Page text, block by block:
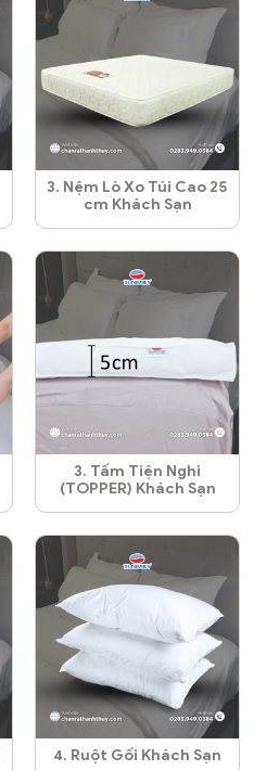
3. Nệm Lò Xo Túi Cao 25
cm Khách Sạn
3. Tấm Tiện Nghi
(TOPPER) Khách Sạn
4. Ruột Gối Khách Sạn